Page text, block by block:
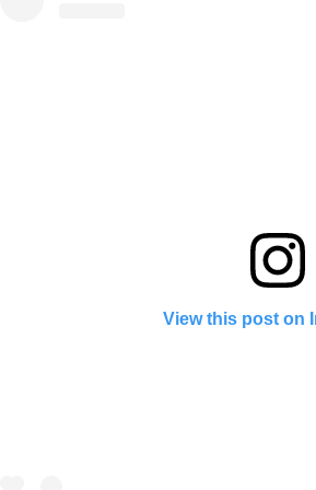
View this post on